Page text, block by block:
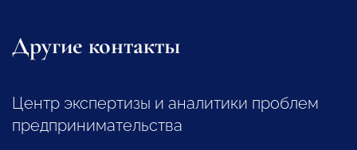
Другие контакты
Центр экспертизы и аналитики проблем
предпринимательства